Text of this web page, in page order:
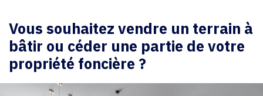
Vous souhaitez vendre un terrain à
bâtir ou céder une partie de votre
propriété foncière ?